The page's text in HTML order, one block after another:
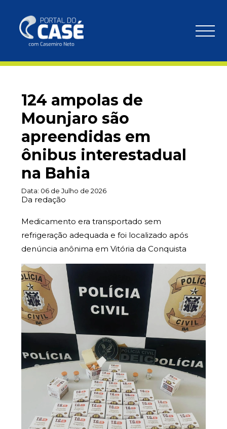
124 ampolas de
Mounjaro são
apreendidas em
ônibus interestadual
na Bahia
Data: 06 de Julho de 2026
Da redação
Medicamento era transportado sem
refrigeração adequada e foi localizado após
denúncia anônima em Vitória da Conquista